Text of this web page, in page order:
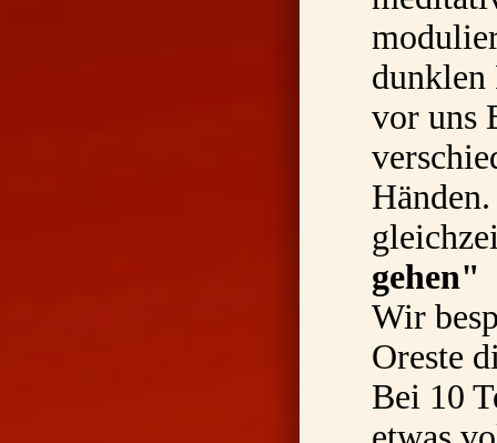
dunklen
vor uns
gehen"
Wir
Oreste
Bei 10